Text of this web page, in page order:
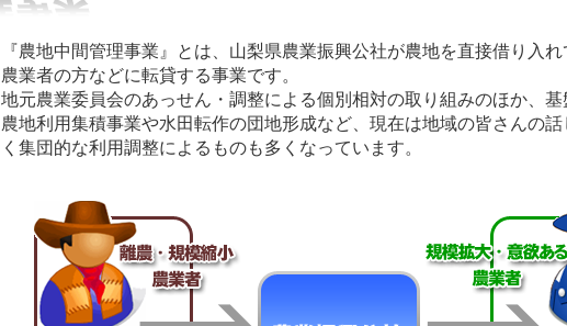
『農地中間管理事業』とは、山梨県農業振興公社が農地を直接借り入
農業者の方などに転貸する事業です。
地元農業委員会のあっせん・調整による個別相対の取り組みのほか、
農地利用集積事業や水田転作の団地形成など、現在は地域の皆さんの
く集団的な利用調整によるものも多くなっています。